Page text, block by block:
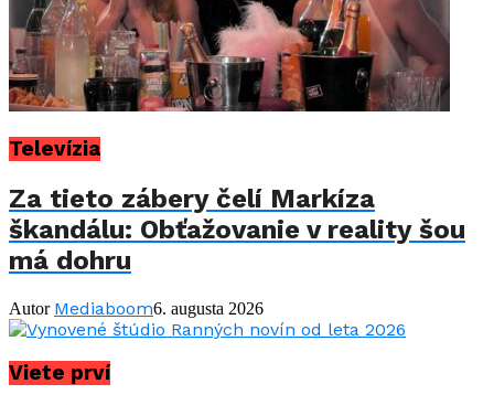
Televízia
Za tieto zábery čelí Markíza
škandálu: Obťažovanie v reality šou
má dohru
Autor Mediaboom6. augusta 2026
Viete prví